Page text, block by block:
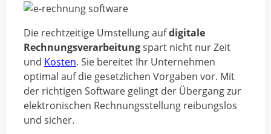
Die rechtzeitige Umstellung aufdigitale
Rechnungsverarbeitungspart nicht nur Zeit
und Kosten. Sie bereitet Ihr Unternehmen
optimal auf die gesetzlichen Vorgaben vor. Mit
der richtigen Software gelingt der Übergang zur
elektronischen Rechnungsstellung reibungslos
und sicher.